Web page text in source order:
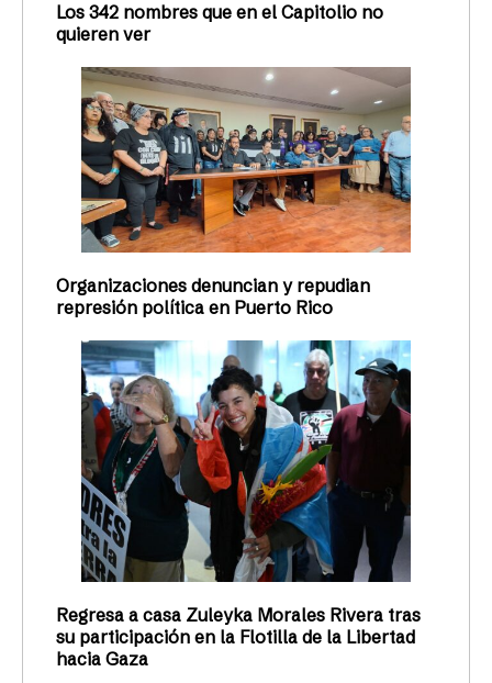
Los 342 nombres que en el Capitolio no
quieren ver
Organizaciones denuncian y repudian
represión política en Puerto Rico
Regresa a casa Zuleyka Morales Rivera tras
su participación en la Flotilla de la Libertad
hacia Gaza